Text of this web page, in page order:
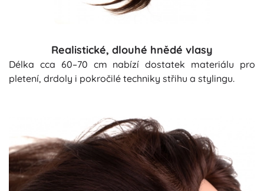
Realistické, dlouhé hnědé vlasy
Délka cca 60–70 cm nabízí dostatek materiálu pro
pletení, drdoly i pokročilé techniky střihu a stylingu.